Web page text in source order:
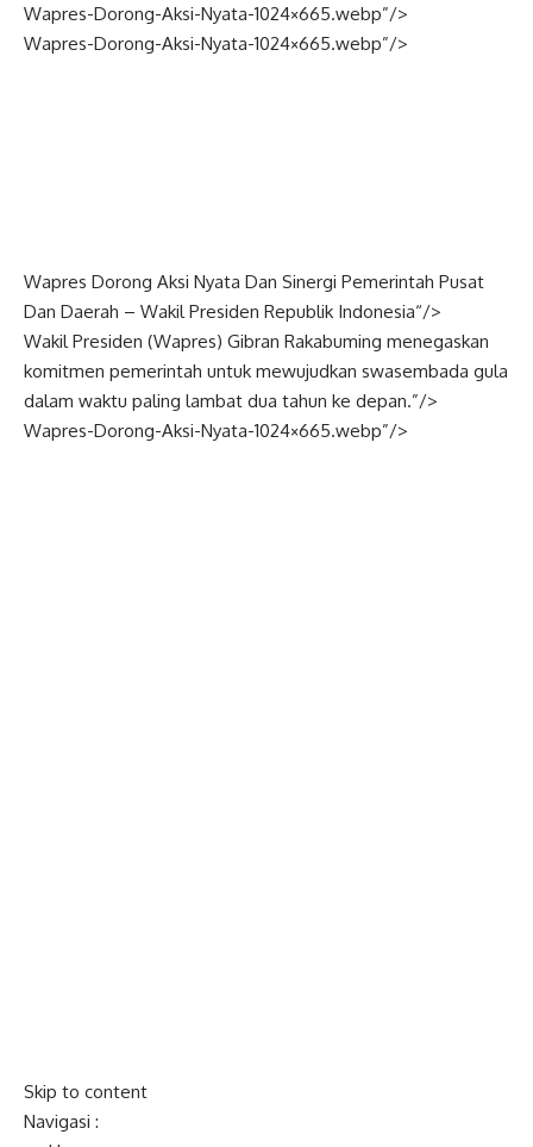
Wapres-Dorong-Aksi-Nyata-1024×665.webp”/>
Wapres-Dorong-Aksi-Nyata-1024×665.webp”/>
Wapres Dorong Aksi Nyata Dan Sinergi Pemerintah Pusat
Dan Daerah – Wakil Presiden Republik Indonesia“/>
Wakil Presiden (Wapres) Gibran Rakabuming menegaskan
komitmen pemerintah untuk mewujudkan swasembada gula
dalam waktu paling lambat dua tahun ke depan.”/>
Wapres-Dorong-Aksi-Nyata-1024×665.webp”/>
Skip to content
Navigasi :